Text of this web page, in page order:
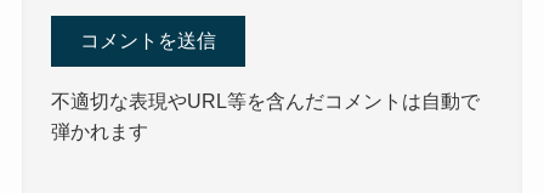
不適切な表現やURL等を含んだコメントは自動で
弾かれます